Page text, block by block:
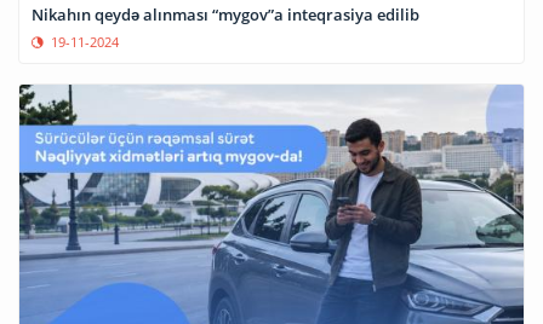
Nikahın qeydə alınması “mygov”a inteqrasiya edilib
19-11-2024